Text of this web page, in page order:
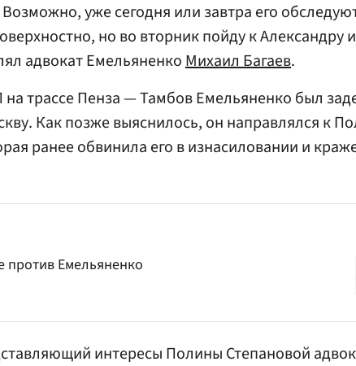
уже сегодня или завтра его
но во вторник пойду к Александру
адвокат ЕмельяненкоМихаил Багаев.
трассе Пенза — Тамбов Емельяненко был
Как позже выяснилось, он направлялся к
ранее обвинила его в изнасиловании и
против Емельяненко
интересы Полины Степановой